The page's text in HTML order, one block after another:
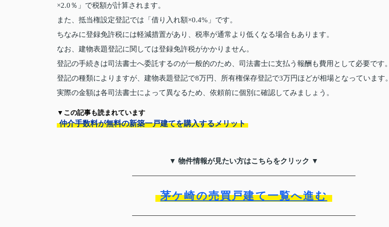
×2.0％」で税額が計算されます。
また、抵当権設定登記では「借り入れ額×0.4%」です。
ちなみに登録免許税には軽減措置があり、税率が通常より低くなる場合もあります。
なお、建物表題登記に関しては登録免許税がかかりません。
登記の手続きは司法書士へ委託するのが一般的のため、司法書士に支払う報酬も費用として必要です。
登記の種類によりますが、建物表題登記で8万円、所有権保存登記で3万円ほどが相場となっています。
実際の金額は各司法書士によって異なるため、依頼前に個別に確認してみましょう。
▼この記事も読まれています
仲介手数料が無料の新築一戸建てを購入するメリット
▼ 物件情報が見たい方はこちらをクリック ▼
茅ケ崎の売買戸建て一覧へ進む